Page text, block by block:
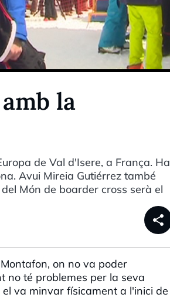
la
de Val d'Isere, a França. Ha
Avui Mireia Gutiérrez també
Món de boarder cross serà el
share
on no va poder
no té problemes per la seva
va minvar físicament a l'inici de